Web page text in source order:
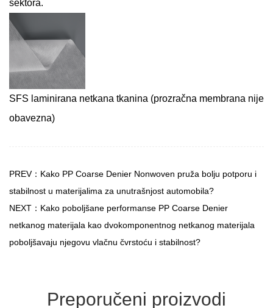
sektora.
SFS laminirana netkana tkanina (prozračna membrana nije
obavezna)
PREV：Kako PP Coarse Denier Nonwoven pruža bolju potporu i
stabilnost u materijalima za unutrašnjost automobila?
NEXT：Kako poboljšane performanse PP Coarse Denier
netkanog materijala kao dvokomponentnog netkanog materijala
poboljšavaju njegovu vlačnu čvrstoću i stabilnost?
Preporučeni proizvodi